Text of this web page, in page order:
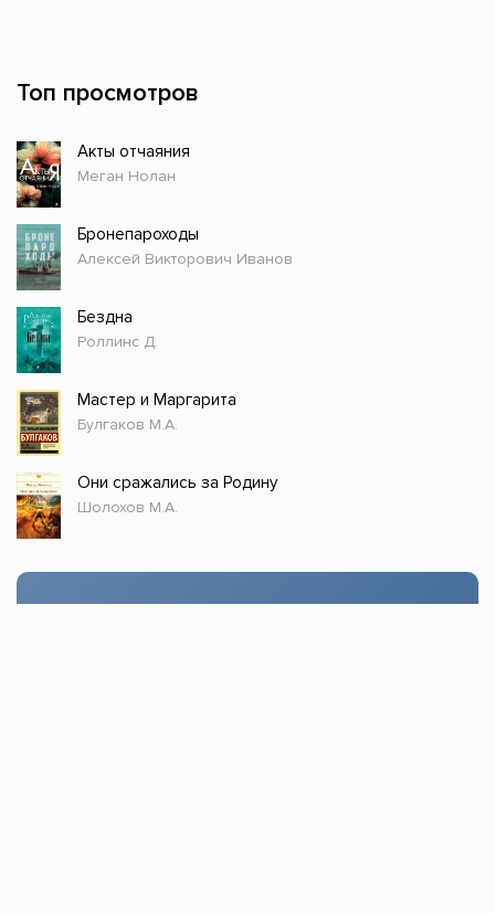
Топ просмотров
Акты отчаяния
Меган Нолан
Бронепароходы
Алексей Викторович Иванов
Бездна
Роллинс Д.
Мастер и Маргарита
Булгаков М.А.
Они сражались за Родину
Шолохов М.А.